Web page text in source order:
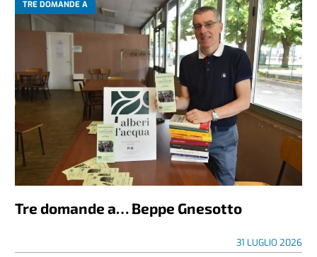
TRE DOMANDE A
Tre domande a… Beppe Gnesotto
31 LUGLIO 2026